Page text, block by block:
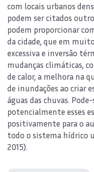
com locais urbanos
podem ser citados
podem proporcionar
da cidade, que em
excessiva e inversão
mudanças climáticas,
de calor, a melhora na
de inundações ao criar
águas das chuvas.
potencialmente esses
positivamente para o
todo o sistema hídrico
2015).